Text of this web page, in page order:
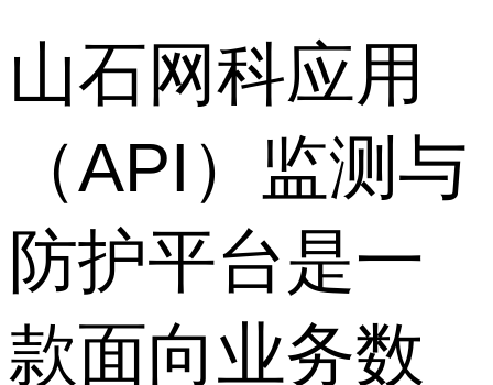
山石网科应用
（API）监测与
防护平台是一
款面向业务数